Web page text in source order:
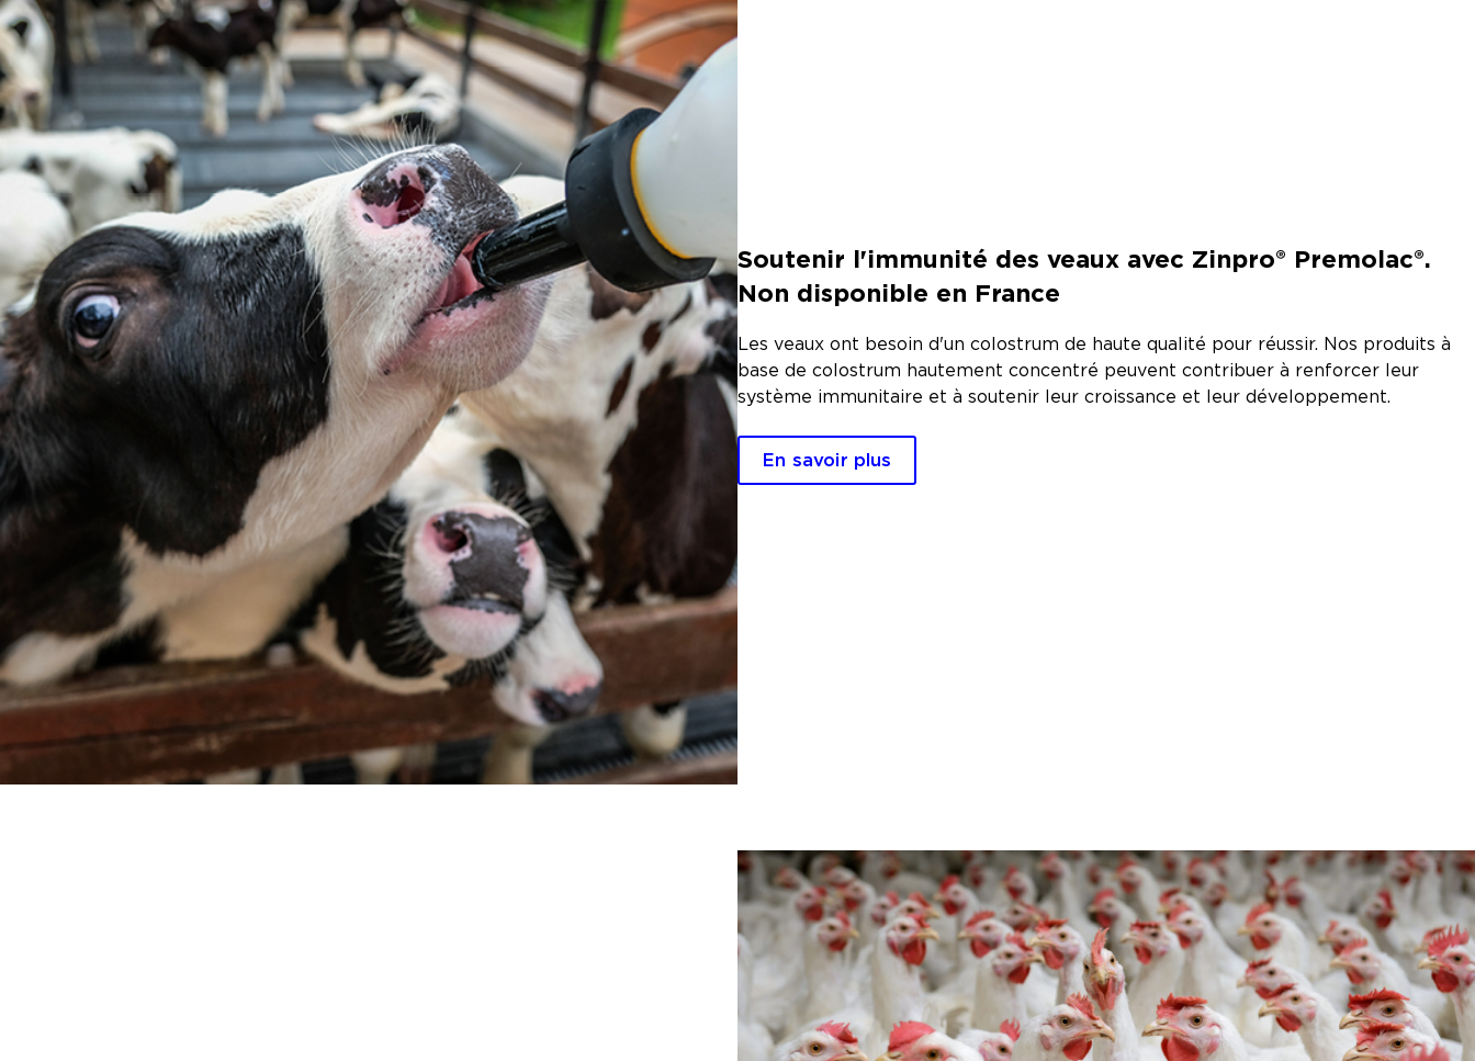
Soutenir l'immunité des veaux avec Zinpro® Premolac®.
Non disponible en France
Les veaux ont besoin d'un colostrum de haute qualité pour réussir. Nos produits à
base de colostrum hautement concentré peuvent contribuer à renforcer leur
système immunitaire et à soutenir leur croissance et leur développement.
En savoir plus